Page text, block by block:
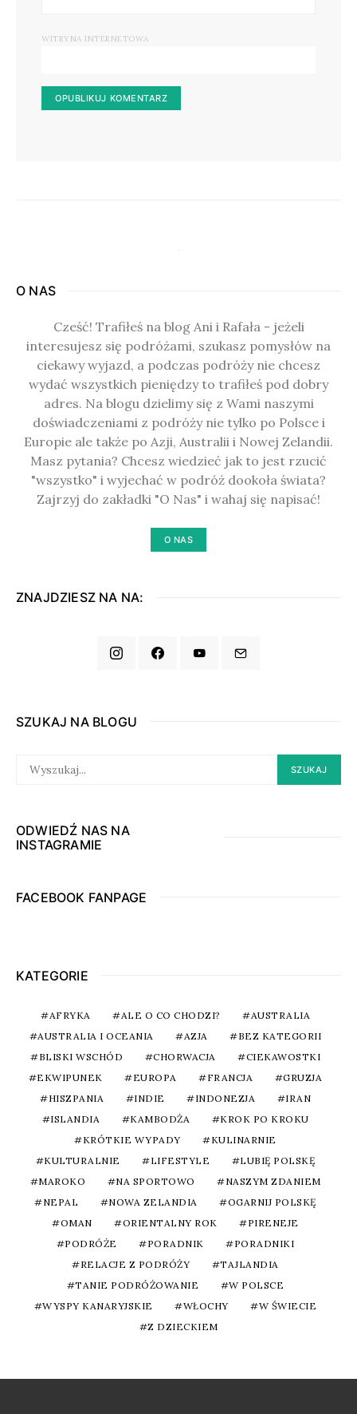
WITRYNA INTERNETOWA
O NAS
Cześć! Trafiłeś na blog Ani i Rafała - jeżeli
interesujesz się podróżami, szukasz pomysłów na
ciekawy wyjazd, a podczas podróży nie chcesz
wydać wszystkich pieniędzy to trafiłeś pod dobry
adres. Na blogu dzielimy się z Wami naszymi
doświadczeniami z podróży nie tylko po Polsce i
Europie ale także po Azji, Australii i Nowej Zelandii.
Masz pytania? Chcesz wiedzieć jak to jest rzucić
"wszystko" i wyjechać w podróż dookoła świata?
Zajrzyj do zakładki "O Nas" i wahaj się napisać!
O NAS
ZNAJDZIESZ NA NA:
SZUKAJ NA BLOGU
FOR:
SZUKAJ
ODWIEDŹ NAS NA
INSTAGRAMIE
FACEBOOK FANPAGE
KATEGORIE
AFRYKA ALE O CO CHODZI?
AUSTRALIA
AUSTRALIA I OCEANIA
AZJA
BEZ KATEGORII
BLISKI WSCHÓD
CHORWACJA
CIEKAWOSTKI
EKWIPUNEK
EUROPA FRANCJA
GRUZJA
HISZPANIA
INDIE INDONEZJA
IRAN
ISLANDIA
KAMBODŻA
KROK PO KROKU
KRÓTKIE WYPADY
KULINARNIE
KULTURALNIE
LIFESTYLE
LUBIĘ POLSKĘ
MAROKO
NA SPORTOWO
NASZYM ZDANIEM
NEPAL
NOWA ZELANDIA
OGARNIJ POLSKĘ
OMAN
ORIENTALNY ROK
PIRENEJE
PODRÓŻE
PORADNIK
PORADNIKI
RELACJE Z PODRÓŻY
TAJLANDIA
TANIE PODRÓŻOWANIE
W POLSCE
WYSPY KANARYJSKIE
WŁOCHY
W ŚWIECIE
Z DZIECKIEM